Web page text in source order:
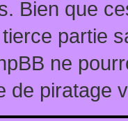
Bien que
partie
ne
de piratage